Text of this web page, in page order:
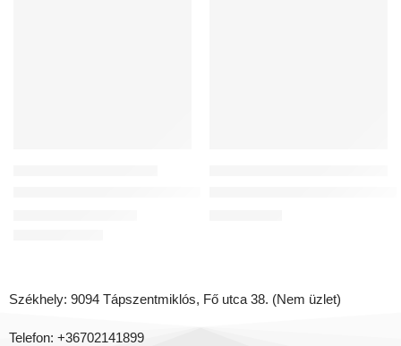
Székhely: 9094 Tápszentmiklós, Fő utca 38. (Nem üzlet)
Telefon: +36702141899